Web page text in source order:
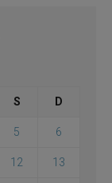
S D
5 6
12 13